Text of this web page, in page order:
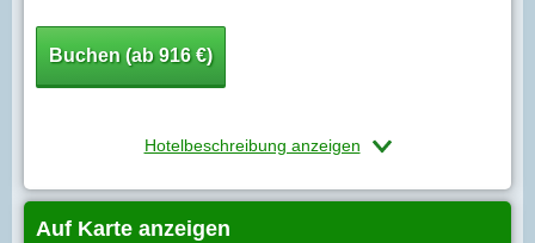
Buchen (ab 916 €)
Hotelbeschreibung anzeigen
Auf Karte anzeigen